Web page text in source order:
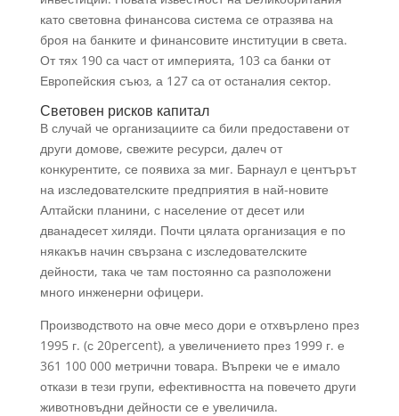
като световна финансова система се отразява на
броя на банките и финансовите институции в света.
От тях 190 са част от империята, 103 са банки от
Европейския съюз, а 127 са от останалия сектор.
Световен рисков капитал
В случай че организациите са били предоставени от
други домове, свежите ресурси, далеч от
конкурентите, се появиха за миг. Барнаул е центърът
на изследователските предприятия в най-новите
Алтайски планини, с население от десет или
дванадесет хиляди. Почти цялата организация е по
някакъв начин свързана с изследователските
дейности, така че там постоянно са разположени
много инженерни офицери.
Производството на овче месо дори е отхвърлено през
1995 г. (с 20percent), а увеличението през 1999 г. е
361 100 000 метрични товара. Въпреки че е имало
откази в тези групи, ефективността на повечето други
животновъдни дейности се е увеличила.